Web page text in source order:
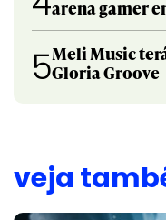
arena gamer
5Meli Music
Gloria Groove
veja